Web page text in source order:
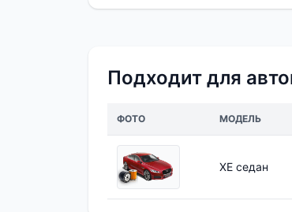
Подходит для
ФОТО МОДЕЛЬ
XE седан